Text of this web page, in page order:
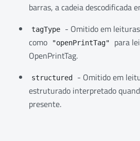
barras, a cadeia descodificada
tagType
- Omitido em
como
"openPrintTag"
para
OpenPrintTag.
structured
- Omitido em
estruturado interpretado
presente.